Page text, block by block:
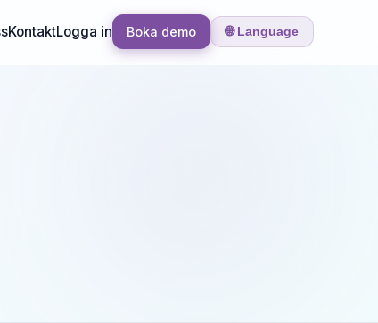
KontaktLogga in Boka demo 🌐 Language